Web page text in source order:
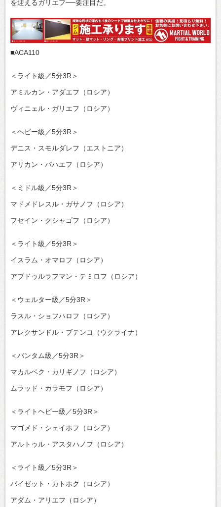
を迎えるガリエフ──要注目だ。
■ACA110
＜ライト級／5分3R＞
アミルカン・アダエフ（ロシア）
ヴィニェル・ガリエフ（ロシア）
＜ヘビー級／5分3R＞
デニス・スモルダレフ（エストニア）
アリカン・バハエフ（ロシア）
＜ミドル級／5分3R＞
マドメドレスル・ガサノフ（ロシア）
フセイン・クシャゴフ（ロシア）
＜ライト級／5分3R＞
イスラム・オマロフ（ロシア）
アブドゥルラフマン・テミロフ（ロシア）
＜ウェルター級／5分3R＞
ラスル・ショフハロフ（ロシア）
アレクサンドル・ブテンコ（ウクライナ）
＜バンタム級／5分3R＞
マカルベク・カリギノフ（ロシア）
ムラッド・カラモフ（ロシア）
＜ライトヘビー級／5分3R＞
マゴメド・シェイホフ（ロシア）
アルトゥル・アスタハノフ（ロシア）
＜ライト級／5分3R＞
バイゼット・カトホク（ロシア）
アダム・アリエフ（ロシア）